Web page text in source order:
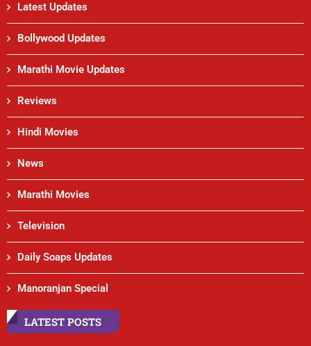
Latest Updates
Bollywood Updates
Marathi Movie Updates
Reviews
Hindi Movies
News
Marathi Movies
Television
Daily Soaps Updates
Manoranjan Special
LATEST POSTS